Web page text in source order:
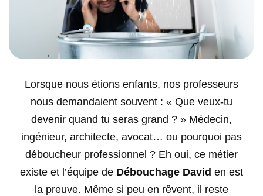
Lorsque nous étions enfants, nos professeurs
nous demandaient souvent : « Que veux-tu
devenir quand tu seras grand ? » Médecin,
ingénieur, architecte, avocat… ou pourquoi pas
déboucheur professionnel ? Eh oui, ce métier
existe et l’équipe de Débouchage David en est
la preuve. Même si peu en rêvent, il reste